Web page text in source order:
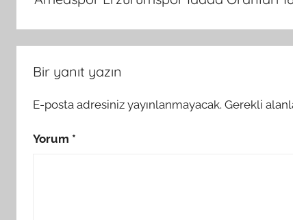
Bir yanıt yazın
E-posta adresiniz yayınlanmayacak. Gerekli
Yorum *